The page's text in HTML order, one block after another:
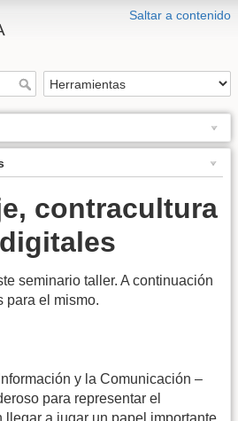
Saltar a contenido
contracultura
seminario taller. A continuación
para el mismo.
y la Comunicación –
para representar el
llegar a jugar un papel importante